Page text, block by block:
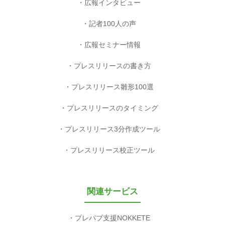
広報インタビュー
記者100人の声
広報セミナー情報
プレスリリースの書き方
プレスリリース雛形100選
プレスリリースのタイミング
プレスリリース3分作成ツール
プレスリリース校正ツール
関連サービス
プレパブ支援NOKKETE